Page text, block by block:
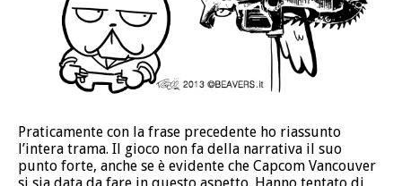
Praticamente con la frase precedente ho riassunto
l’intera trama. Il gioco non fa della narrativa il suo
punto forte, anche se è evidente che Capcom Vancouver